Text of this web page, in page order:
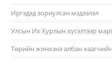
Иргэдэд зориулсан мэдээлэл
Улсын Их Хурлын хүсэлтээр
Төрийн жинхэнэ албан